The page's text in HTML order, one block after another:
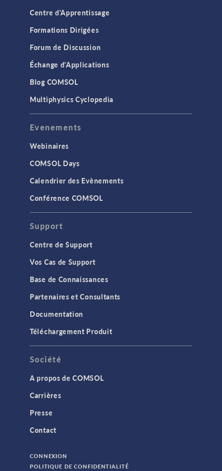
Centre d'Apprentissage
Formations Dirigées
Forum de Discussion
Échange d'Applications
Blog COMSOL
Multiphysics Cyclopedia
Evenements
Webinaires
COMSOL Days
Calendrier des Evènements
Conférence COMSOL
Support
Centre de Support
Vos Cas de Support
Base de Connaissances
Partenaires et Consultants
Documentation
Téléchargement Produit
Société
A propos de COMSOL
Carrières
Presse
Contact
CONNEXION
POLITIQUE DE CONFIDENTIALITÉ